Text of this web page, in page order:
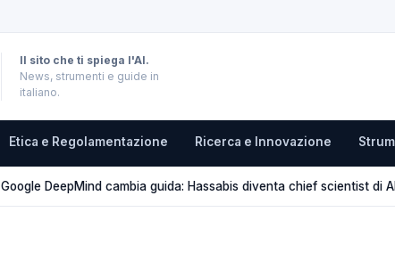
Il sito che ti spiega l'AI.
News, strumenti e guide in
italiano.
Etica e Regolamentazione Ricerca e Innovazione
Google DeepMind cambia guida: Hassabis diventa chief scientist di